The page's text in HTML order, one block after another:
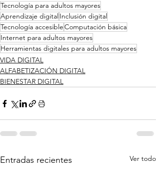
Tecnología para adultos mayores
Aprendizaje digital Inclusión digital
Tecnología accesibleComputación básica
Internet para adultos mayores
Herramientas digitales para adultos mayores
VIDA DIGITAL
ALFABETIZACIÓN DIGITAL
BIENESTAR DIGITAL
Entradas recientes Ver todo